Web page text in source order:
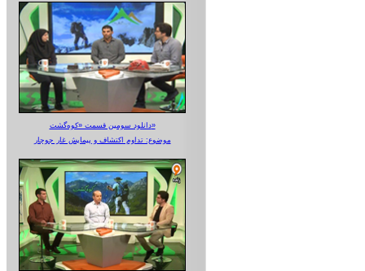
دانلود سومین قسمت «کوه‌گشت»
موضوع: تداوم اکتشاف و پیمایش غار جوجار